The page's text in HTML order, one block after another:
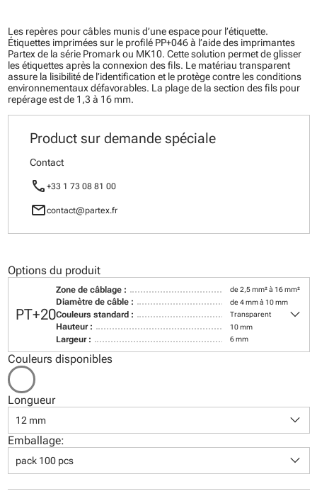
Les repères pour câbles munis d’une espace pour l’étiquette.
Étiquettes imprimées sur le profilé PP+046 à l’aide des imprimantes
Partex de la série Promark ou MK10. Cette solution permet de glisser
les étiquettes après la connexion des fils. Le matériau transparent
assure la lisibilité de l’identification et le protège contre les conditions
environnementaux défavorables. La plage de la section des fils pour
repérage est de 1,3 à 16 mm.
Product sur demande spéciale
Contact
call +33 1 73 08 81 00
mailcontact@partex.fr
Options du produit
PT+20
Zone de câblage : de 2,5 mm² à 16 mm²
Diamètre de câble : de 4 mm à 10 mm
Couleurs standard : Transparent
Hauteur : 10 mm
Largeur : 6 mm
keyboard_arrow_down
Couleurs disponibles
Longueur
12 mm keyboard_arrow_down
Emballage:
pack 100 pcs keyboard_arrow_down